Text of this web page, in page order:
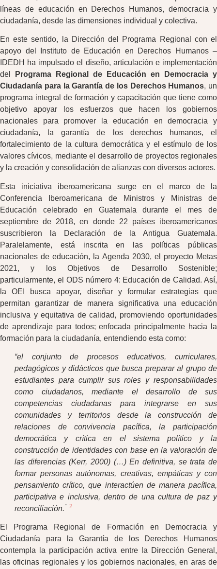
líneas de educación en Derechos Humanos, democracia y
ciudadanía, desde las dimensiones individual y colectiva.
En este sentido, la Dirección del Programa Regional con el
apoyo del Instituto de Educación en Derechos Humanos –
IDEDH ha impulsado el diseño, articulación e implementación
del
Programa Regional de Educación en Democracia y
Ciudadanía para la Garantía de los Derechos Humanos, un
programa integral de formación y capacitación que tiene como
objetivo apoyar los esfuerzos que hacen los gobiernos
nacionales para promover la educación en democracia y
ciudadanía, la garantía de los derechos humanos, el
fortalecimiento de la cultura democrática y el estímulo de los
valores cívicos, mediante el desarrollo de proyectos regionales
y la creación y consolidación de alianzas con diversos actores.
Esta iniciativa iberoamericana surge en el marco de la
Conferencia Iberoamericana de Ministros y Ministras de
Educación celebrado en Guatemala durante el mes de
septiembre de 2018, en donde 22 países iberoamericanos
suscribieron la Declaración de la Antigua Guatemala.
Paralelamente, está inscrita en las políticas públicas
nacionales de educación, la Agenda 2030, el proyecto Metas
2021, y los Objetivos de Desarrollo Sostenible;
particularmente, el ODS número 4: Educación de Calidad. Así,
la OEI busca apoyar, diseñar y formular estrategias que
permitan garantizar de manera significativa una educación
inclusiva y equitativa de calidad, promoviendo oportunidades
de aprendizaje para todos; enfocada principalmente hacia la
formación para la ciudadanía, entendiendo esta como:
“el conjunto de procesos educativos, curriculares,
pedagógicos y didácticos que busca preparar al grupo de
estudiantes para cumplir sus roles y responsabilidades
como ciudadanos, mediante el desarrollo de sus
competencias ciudadanas para integrarse en sus
comunidades y territorios desde la construcción de
relaciones de convivencia pacífica, la participación
democrática y crítica en el sistema político y la
construcción de identidades con base en la valoración de
las diferencias (Kerr, 2000) (…) En definitiva, se trata de
formar personas autónomas, creativas, empáticas y con
pensamiento crítico, que interactúen de manera pacífica,
participativa e inclusiva, dentro de una cultura de paz y
reconciliación.” 2
El Programa Regional de Formación en Democracia y
Ciudadanía para la Garantía de los Derechos Humanos
contempla la participación activa entre la Dirección General,
las oficinas regionales y los gobiernos nacionales, en aras de